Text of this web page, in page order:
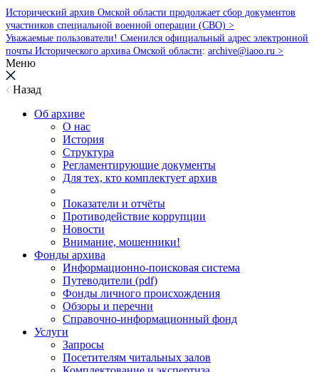
Исторический архив Омской области продолжает сбор документов
участников специальной военной операции (СВО) >
Уважаемые пользователи! Сменился официальный адрес электронной
почты Исторического архива Омской области: archive@iaoo.ru >
Меню
Назад
Об архиве
О нас
История
Структура
Регламентирующие документы
Для тех, кто комплектует архив
Показатели и отчёты
Противодействие коррупции
Новости
Внимание, мошенники!
Фонды архива
Информационно-поисковая система
Путеводители (pdf)
Фонды личного происхождения
Обзоры и перечни
Справочно-информационный фонд
Услуги
Запросы
Посетителям читальных залов